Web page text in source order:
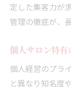
定した集客力が
管理の徹底が、
個人サロン特
個人経営のプラ
と異なり知名度